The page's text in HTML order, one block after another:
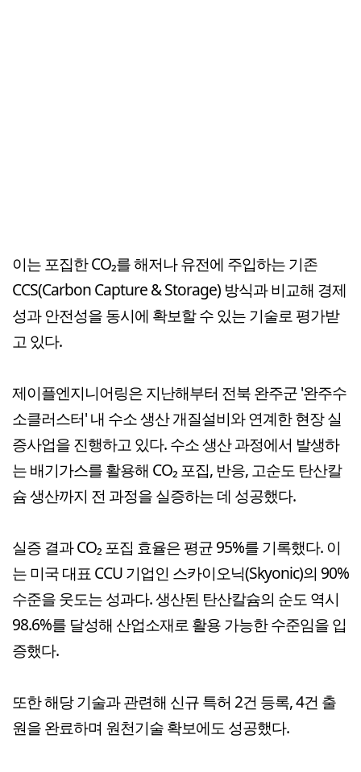
이는 포집한 CO₂를 해저나 유전에 주입하는 기존
CCS(Carbon Capture & Storage) 방식과 비교해 경제
성과 안전성을 동시에 확보할 수 있는 기술로 평가받
고 있다.
제이플엔지니어링은 지난해부터 전북 완주군 '완주수
소클러스터' 내 수소 생산 개질설비와 연계한 현장 실
증사업을 진행하고 있다. 수소 생산 과정에서 발생하
는 배기가스를 활용해 CO₂ 포집, 반응, 고순도 탄산칼
슘 생산까지 전 과정을 실증하는 데 성공했다.
실증 결과 CO₂ 포집 효율은 평균 95%를 기록했다. 이
는 미국 대표 CCU 기업인 스카이오닉(Skyonic)의 90%
수준을 웃도는 성과다. 생산된 탄산칼슘의 순도 역시
98.6%를 달성해 산업소재로 활용 가능한 수준임을 입
증했다.
또한 해당 기술과 관련해 신규 특허 2건 등록, 4건 출
원을 완료하며 원천기술 확보에도 성공했다.